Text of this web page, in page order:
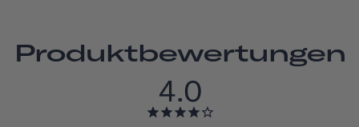
Produktbewertungen
4.0